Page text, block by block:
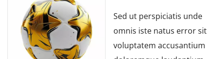
Sed ut perspiciatis unde
omnis iste natus error sit
voluptatem accusantium